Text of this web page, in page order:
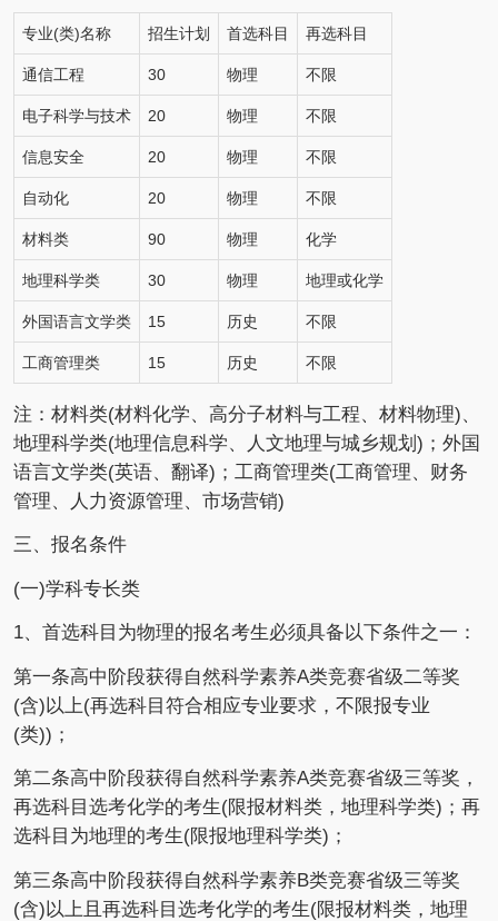
专业(类)名称 招生计划 首选科目 再选科目
通信工程 30 物理 不限
电子科学与技术 20 物理 不限
信息安全 20 物理 不限
自动化 20 物理 不限
材料类 90 物理 化学
地理科学类 30 物理 地理或化学
外国语言文学类 15 历史 不限
工商管理类 15 历史 不限
注：材料类(材料化学、高分子材料与工程、材料物理)、
地理科学类(地理信息科学、人文地理与城乡规划)；外国
语言文学类(英语、翻译)；工商管理类(工商管理、财务
管理、人力资源管理、市场营销)
三、报名条件
(一)学科专长类
1、首选科目为物理的报名考生必须具备以下条件之一：
第一条高中阶段获得自然科学素养A类竞赛省级二等奖
(含)以上(再选科目符合相应专业要求，不限报专业
(类))；
第二条高中阶段获得自然科学素养A类竞赛省级三等奖，
再选科目选考化学的考生(限报材料类，地理科学类)；再
选科目为地理的考生(限报地理科学类)；
第三条高中阶段获得自然科学素养B类竞赛省级三等奖
(含)以上且再选科目选考化学的考生(限报材料类，地理